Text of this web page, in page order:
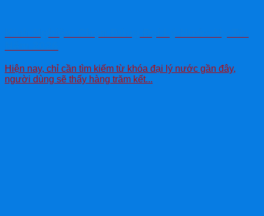
Hiện nay, chỉ cần tìm kiếm từ khóa đại lý nước gần đây,
người dùng sẽ thấy hàng trăm kết...